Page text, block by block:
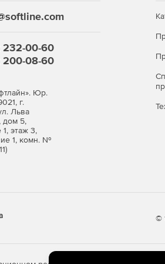
настроек можно создать для
DLP системы позволяет
с программой уже имеется
контроля
непрерывно отслеживает:
поисковые запросы, снимки экрана (в
в соцсетях, входящую и исходящую
Можно настроить ежедневное,
232-00-60
200-08-60
Юр.
г.
Льва
дом 5,
этаж 3,
1, комн. №
©